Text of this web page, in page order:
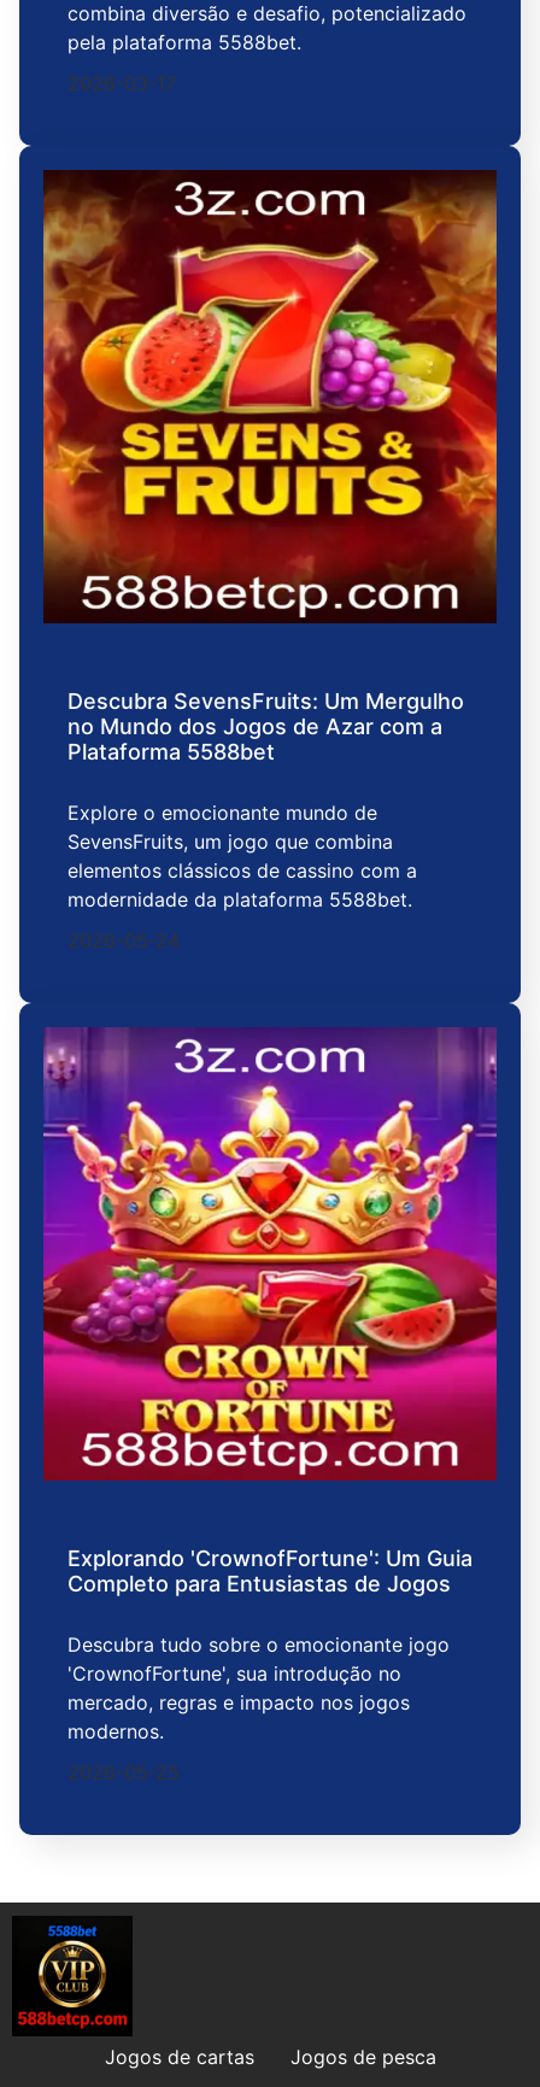
combina diversão e desafio, potencializado
pela plataforma 5588bet.
2026-03-17
Descubra SevensFruits: Um Mergulho
no Mundo dos Jogos de Azar com a
Plataforma 5588bet
Explore o emocionante mundo de
SevensFruits, um jogo que combina
elementos clássicos de cassino com a
modernidade da plataforma 5588bet.
2026-05-24
Explorando 'CrownofFortune': Um Guia
Completo para Entusiastas de Jogos
Descubra tudo sobre o emocionante jogo
'CrownofFortune', sua introdução no
mercado, regras e impacto nos jogos
modernos.
2026-05-25
Jogos de cartas
Jogos de pesca